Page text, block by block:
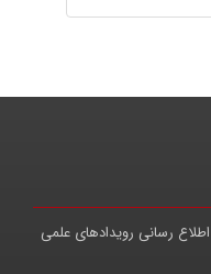
اطلاع رسانی رویدادهای علمی